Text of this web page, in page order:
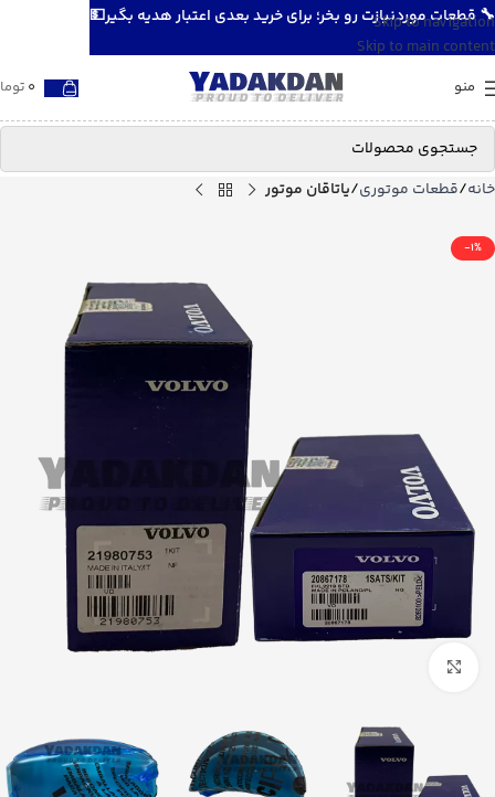
Skip to navigation
Skip to main content
منو 0
خانه قطعات موتوری یاتاقان موتور
-1%
🔧 قطعات موردنیازت رو بخر؛ برای خرید بعدی اعتبار هدیه بگیر💵